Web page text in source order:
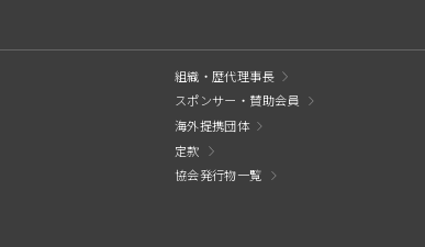
組織・歴代理事長
スポンサー・賛助会員
海外提携団体
定款
協会発行物一覧